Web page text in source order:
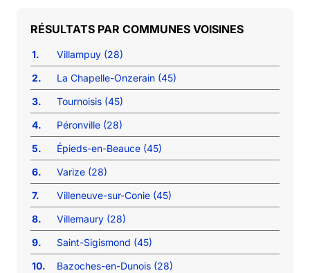
COMMUNES VOISINES
1.
Villampuy (28)
2.
La Chapelle-Onzerain (45)
3.
Tournoisis (45)
4.
Péronville (28)
5.
Épieds-en-Beauce (45)
6.
Varize (28)
7.
Villeneuve-sur-Conie (45)
8.
Villemaury (28)
9.
Saint-Sigismond (45)
10.
Bazoches-en-Dunois (28)